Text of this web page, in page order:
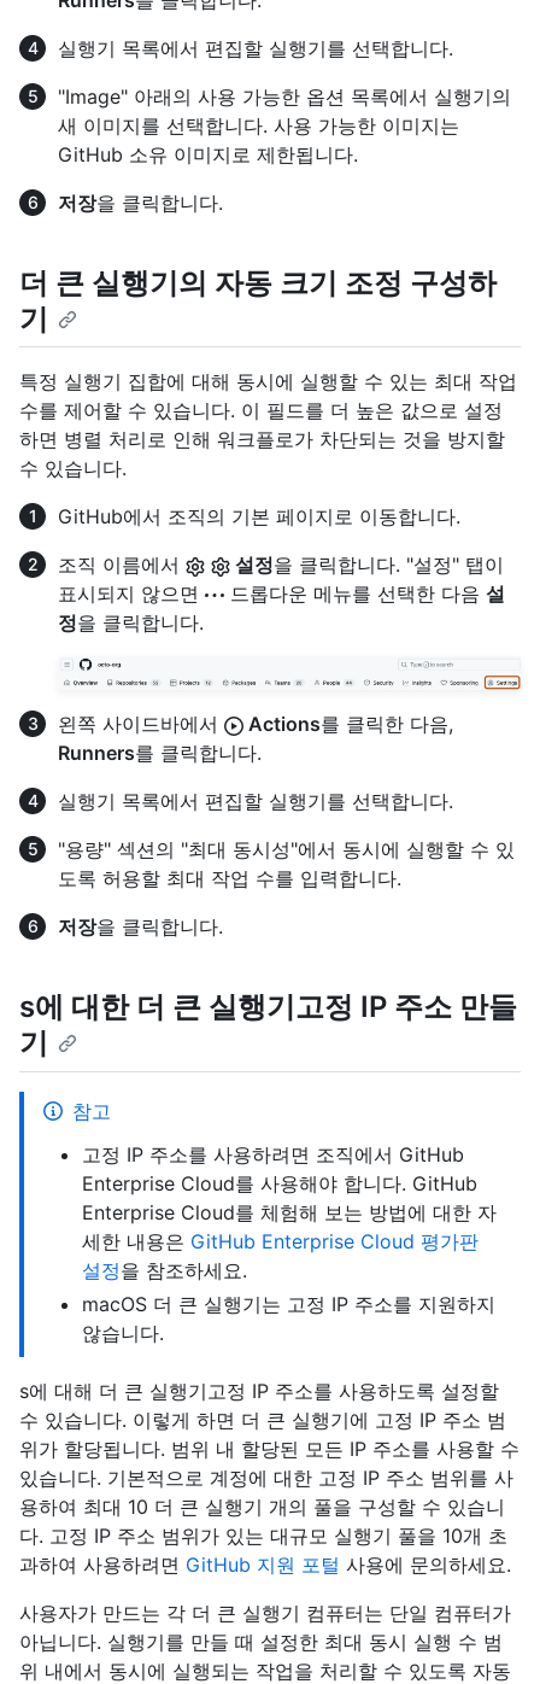
실행기 목록에서 편집할 실행기를 선택합니다.
"Image" 아래의 사용 가능한 옵션 목록에서 실행기의
새 이미지를 선택합니다. 사용 가능한 이미지는
GitHub 소유 이미지로 제한됩니다.
저장을 클릭합니다.
더 큰 실행기의 자동 크기 조정 구성하
기
특정 실행기 집합에 대해 동시에 실행할 수 있는 최대 작업
수를 제어할 수 있습니다. 이 필드를 더 높은 값으로 설정
하면 병렬 처리로 인해 워크플로가 차단되는 것을 방지할
수 있습니다.
GitHub에서 조직의 기본 페이지로 이동합니다.
조직 이름에서
설정을 클릭합니다. "설정" 탭이
표시되지 않으면
드롭다운 메뉴를 선택한 다음 설
정을 클릭합니다.
왼쪽 사이드바에서 Actions를 클릭한 다음,
Runners를 클릭합니다.
실행기 목록에서 편집할 실행기를 선택합니다.
"용량" 섹션의 "최대 동시성"에서 동시에 실행할 수 있
도록 허용할 최대 작업 수를 입력합니다.
저장을 클릭합니다.
s에 대한 더 큰 실행기고정 IP 주소 만들
기
참고
고정 IP 주소를 사용하려면 조직에서 GitHub
Enterprise Cloud를 사용해야 합니다. GitHub
Enterprise Cloud를 체험해 보는 방법에 대한 자
세한 내용은 GitHub Enterprise Cloud 평가판
설정을 참조하세요.
macOS 더 큰 실행기는 고정 IP 주소를 지원하지
않습니다.
s에 대해 더 큰 실행기고정 IP 주소를 사용하도록 설정할
수 있습니다. 이렇게 하면 더 큰 실행기에 고정 IP 주소 범
위가 할당됩니다. 범위 내 할당된 모든 IP 주소를 사용할 수
있습니다. 기본적으로 계정에 대한 고정 IP 주소 범위를 사
용하여 최대 10 더 큰 실행기 개의 풀을 구성할 수 있습니
다. 고정 IP 주소 범위가 있는 대규모 실행기 풀을 10개 초
과하여 사용하려면 GitHub 지원 포털 사용에 문의하세요.
사용자가 만드는 각 더 큰 실행기 컴퓨터는 단일 컴퓨터가
아닙니다. 실행기를 만들 때 설정한 최대 동시 실행 수 범
위 내에서 동시에 실행되는 작업을 처리할 수 있도록 자동